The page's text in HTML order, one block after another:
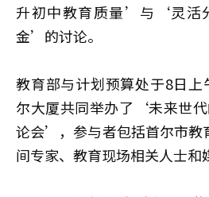
升初中教育质量’与‘灵活
金’的讨论。
教育部与计划预算处于8日
尔大厦共同举办了‘未来世
论会’，参与者包括首尔市教
间专家、教育现场相关人士和